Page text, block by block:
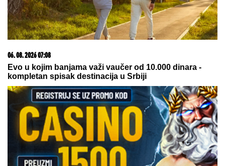
"IMAO JE NAPADE, TREBALO SE IZBORITI SA TIM"
Pevačica zbog unuka sa autizmom otišla da živi na
selo, pa morala da donese najtežu odluku: "Postao